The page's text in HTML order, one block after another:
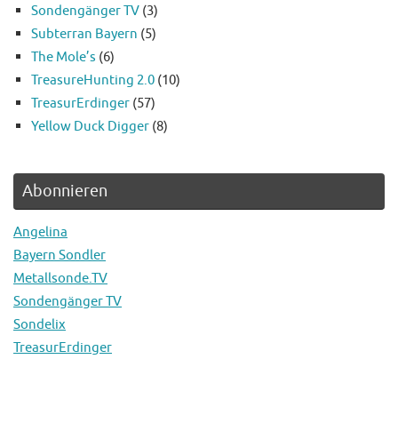
Sondengänger TV (3)
Subterran Bayern (5)
The Mole’s (6)
TreasureHunting 2.0 (10)
TreasurErdinger (57)
Yellow Duck Digger (8)
Abonnieren
Angelina
Bayern Sondler
Metallsonde.TV
Sondengänger TV
Sondelix
TreasurErdinger